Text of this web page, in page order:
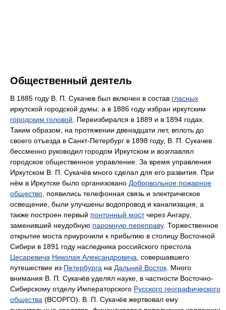
Общественный деятель
В 1885 году В. П. Сукачев был включен в состав гласных
иркутской городской думы; а в 1886 году избран иркутским
городским головой . Переизбирался в 1889 и в 1894 годах.
Таким образом, на протяжении двенадцати лет, вплоть до
своего отъезда в Санкт-Петербург в 1898 году, В. П. Сукачев
бессменно руководил городом Иркутском и возглавлял
городское общественное управление. За время управления
Иркутском В. П. Сукачёв много сделал для его развития. При
нём в Иркутске было организовано Добровольное пожарное
общество , появились телефонная связь и электрическое
освещение, были улучшены водопровод и канализация, а
также построен первый понтонный мостчерез Ангару,
заменивший неудобную паромную переправу. Торжественное
открытие моста приурочили к прибытию в столицу Восточной
Сибири в 1891 году наследника российского престола
Цесаревича Николая Александровича , совершавшего
путешествие из Петербурга на Дальний Восток . Много
внимания В. П. Сукачёв уделял науке, в частности Восточно-
Сибирскому отделу Императорского Русского географического
общества (ВСОРГО). В. П. Сукачёв жертвовал ему